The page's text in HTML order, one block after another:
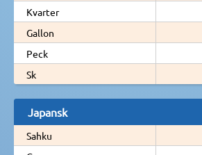
Kvarter
Gallon
Peck
Sk
Japansk
Sahku